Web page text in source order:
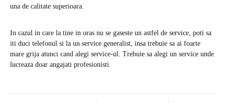
una de calitate superioara.
In cazul in care la tine in oras nu se gaseste un astfel de service, poti sa
iti duci telefonul si la un service generalist, insa trebuie sa ai foarte
mare grija atunci cand alegi service-ul. Trebuie sa alegi un service unde
lucreaza doar angajati profesionisti.